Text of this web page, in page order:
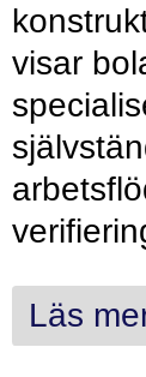
visar
Läs